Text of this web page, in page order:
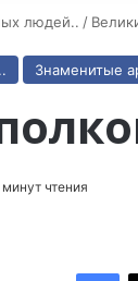
людей.. /
Знаменитые
чтения